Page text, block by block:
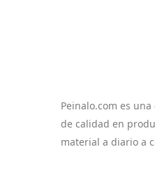
Peinalo.com es
de calidad en
material a diario a